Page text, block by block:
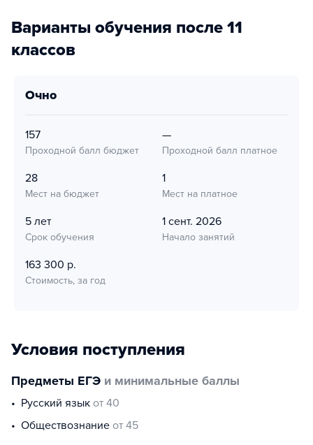
Варианты обучения после 11
классов
очно
157
Проходной балл бюджет
—
Проходной балл платное
28
Мест на бюджет
1
Мест на платное
5 лет
Срок обучения
1 сент. 2026
Начало занятий
163 300 р.
Стоимость, за год
Условия поступления
Предметы ЕГЭ и минимальные баллы
русский язык от 40
обществознание от 45